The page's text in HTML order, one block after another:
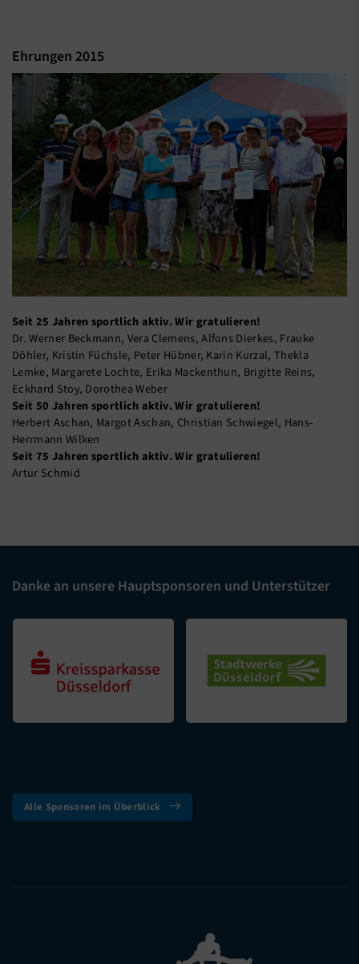
Ehrungen 2015
Seit 25 Jahren sportlich aktiv. Wir gratulieren!
Dr. Werner Beckmann, Vera Clemens, Alfons Dierkes, Frauke
Döhler, Kristin Füchsle, Peter Hübner, Karin Kurzal, Thekla
Lemke, Margarete Lochte, Erika Mackenthun, Brigitte Reins,
Eckhard Stoy, Dorothea Weber
Seit 50 Jahren sportlich aktiv. Wir gratulieren!
Herbert Aschan, Margot Aschan, Christian Schwiegel, Hans-
Herrmann Wilken
Seit 75 Jahren sportlich aktiv. Wir gratulieren!
Artur Schmid
Danke an unsere Hauptsponsoren und Unterstützer
Alle Sponsoren im Überblick